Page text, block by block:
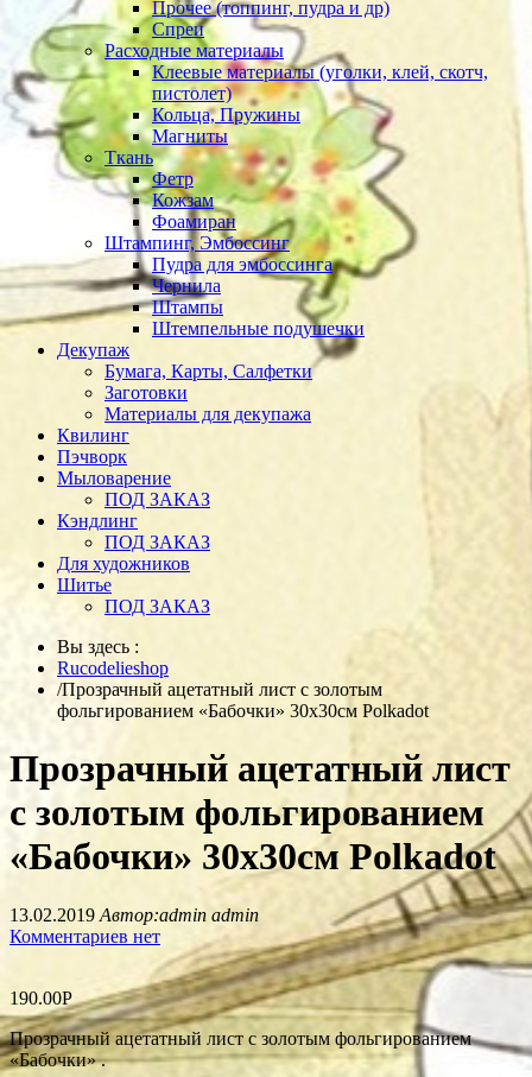
Прочее (топпинг, пудра и др)
Спреи
Расходные материалы
Клеевые материалы (уголки, клей, скотч,
пистолет)
Кольца, Пружины
Магниты
Ткань
Фетр
Кожзам
Фоамиран
Штампинг, Эмбоссинг
Пудра для эмбоссинга
Чернила
Штампы
Штемпельные подушечки
Декупаж
Бумага, Карты, Салфетки
Заготовки
Материалы для декупажа
Квилинг
Пэчворк
Мыловарение
ПОД ЗАКАЗ
Кэндлинг
ПОД ЗАКАЗ
Для художников
Шитье
ПОД ЗАКАЗ
Вы здесь :
Rucodelieshop
/Прозрачный ацетатный лист с золотым
фольгированием «Бабочки» 30х30см Polkadot
Прозрачный ацетатный лист
с золотым фольгированием
«Бабочки» 30х30см Polkadot
13.02.2019 Автор:admin admin
Комментариев нет
190.00Р
Прозрачный ацетатный лист с золотым фольгированием
«Бабочки» .